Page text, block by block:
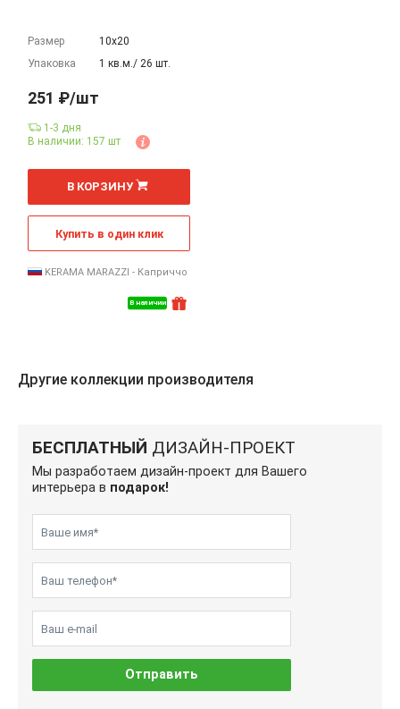
Размер
10х20
Упаковка
1 кв.м./ 26 шт.
В наличии
251 ₽/шт
1-3 дня
В наличии: 157 шт
шт
В КОРЗИНУ
Купить в один клик
KERAMA MARAZZI - Каприччо
Другие коллекции производителя
БЕСПЛАТНЫЙ ДИЗАЙН-ПРОЕКТ
Мы разработаем дизайн-проект для Вашего
интерьера в подарок!
Отправить